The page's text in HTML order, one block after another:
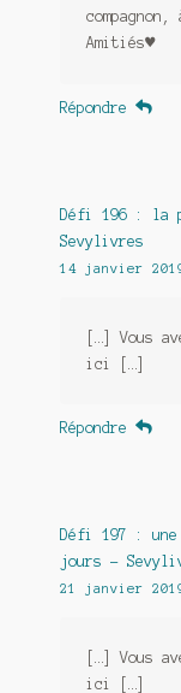
Amitiés♥
Répondre
Défi 196 : la
Sevylivres
14 janvier
[…] Vous
ici […]
Répondre
Défi 197 :
jours -
21 janvier
[…] Vous
ici […]